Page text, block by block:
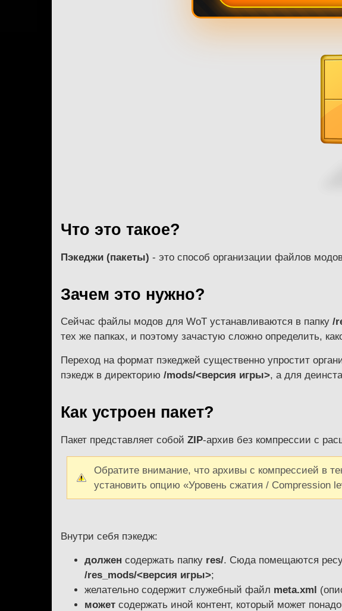
Что это такое?
Пэкеджи (пакеты) - это способ организации файлов
Зачем это нужно?
Сейчас файлы модов для WoT устанавливаются в папку /
тех же папках, и поэтому зачастую сложно определить,
Переход на формат пэкеджей существенно упростит
пэкедж в директорию /mods/<версия игры>, а для
Как устроен пакет?
Пакет представляет собой ZIP-архив без компрессии с
Обратите внимание, что архивы с компрессией в
установить опцию «Уровень сжатия / Compression
Внутри себя пэкедж:
должен содержать папку res/. Сюда помещаются
/res_mods/<версия игры>;
желательно содержит служебный файл meta.xml
может содержать иной контент, который может